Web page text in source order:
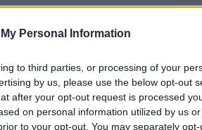
Personal Information
to third parties, or processing of your
by us, please use the below opt-out
after your opt-out request is processed
on personal information utilized by us
to your opt-out. You may separately
della
quella del prossimo
alla crescita di
presidente di
sempre, favorevoli